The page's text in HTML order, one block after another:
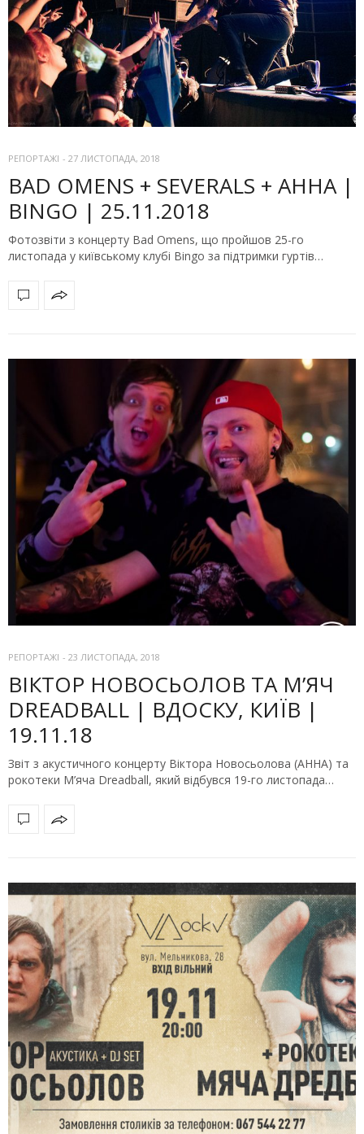
РЕПОРТАЖІ - 27 ЛИСТОПАДА, 2018
BAD OMENS + SEVERALS + АННА |
BINGO | 25.11.2018
Фотозвіти з концерту Bad Omens, що пройшов 25-го
листопада у київському клубі Bingo за підтримки гуртів…
РЕПОРТАЖІ - 23 ЛИСТОПАДА, 2018
ВІКТОР НОВОСЬОЛОВ ТА М’ЯЧ
DREADBALL | ВДОСКУ, КИЇВ |
19.11.18
Звіт з акустичного концерту Віктора Новосьолова (АННА) та
рокотеки М’яча Dreadball, який відбувся 19-го листопада…